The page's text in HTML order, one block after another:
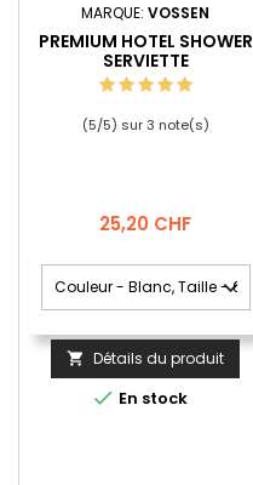
MARQUE:VOSSEN
PREMIUM HOTEL SHOWER
SERVIETTE
(5/5) sur3 note(s)
Prix
25,20 CHF
 Détails du produit
 En stock